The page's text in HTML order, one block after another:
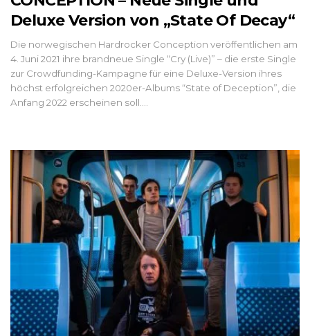
Deluxe Version von „State Of Decay“
Die norwegischen Hardrocker Conception veröffentlichen am
4. Juni 2021 ihre brandneue Single “Cry (Live)” – die erste Single
zur Crowdfunding-Kampagne für eine Deluxe-Version ihres
höchst erfolgreichen 2020er-Albums “State of Deception”, die
Anfang 2022 erscheinen soll....